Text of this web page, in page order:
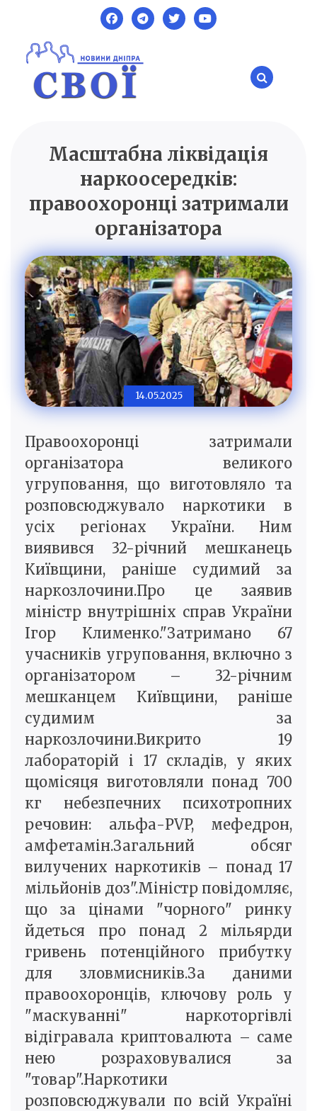
content
SVOI.DP.UA
Новини Дніпра
Масштабна ліквідація
наркоосередків:
правоохоронці затримали
організатора
14.05.2025
Правоохоронці затримали
організатора великого
угруповання, що виготовляло та
розповсюджувало наркотики в
усіх регіонах України. Ним
виявився 32-річний мешканець
Київщини, раніше судимий за
наркозлочини.Про це заявив
міністр внутрішніх справ України
Ігор Клименко."Затримано 67
учасників угруповання, включно з
організатором – 32-річним
мешканцем Київщини, раніше
судимим за
наркозлочини.Викрито 19
лабораторій і 17 складів, у яких
щомісяця виготовляли понад 700
кг небезпечних психотропних
речовин: альфа-PVP, мефедрон,
амфетамін.Загальний обсяг
вилучених наркотиків – понад 17
мільйонів доз".Міністр повідомляє,
що за цінами "чорного" ринку
йдеться про понад 2 мільярди
гривень потенційного прибутку
для зловмисників.За даними
правоохоронців, ключову роль у
"маскуванні" наркоторгівлі
відігравала криптовалюта – саме
нею розраховувалися за
"товар".Наркотики
розповсюджували по всій Україні